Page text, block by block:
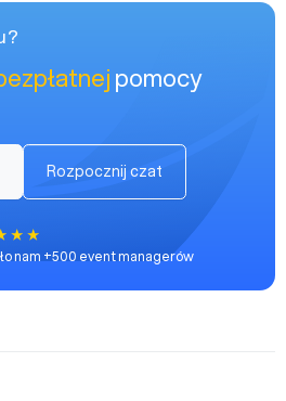
pomocy
Rozpocznij czat
nam +500 event managerów